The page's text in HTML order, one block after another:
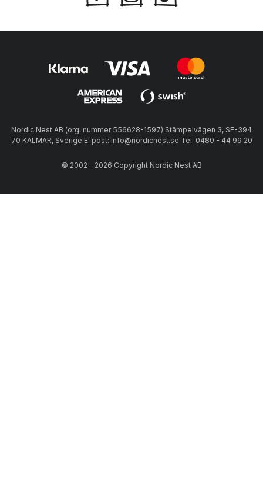
Nordic Nest AB (org. nummer 556628-1597) Stämpelvägen 3, SE-394
70 KALMAR, Sverige E-post: info@nordicnest.se Tel. 0480 - 44 99 20
© 2002 - 2026 Copyright Nordic Nest AB